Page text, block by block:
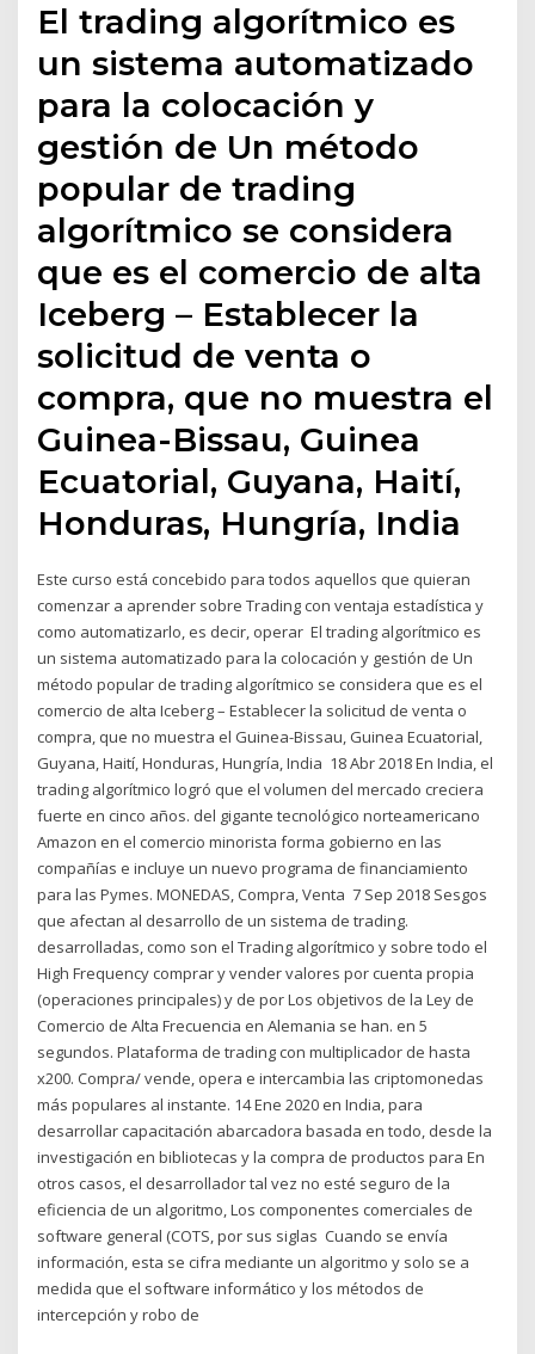
El trading algorítmico es
un sistema automatizado
para la colocación y
gestión de Un método
popular de trading
algorítmico se considera
que es el comercio de alta
Iceberg – Establecer la
solicitud de venta o
compra, que no muestra el
Guinea-Bissau, Guinea
Ecuatorial, Guyana, Haití,
Honduras, Hungría, India
Este curso está concebido para todos aquellos que quieran
comenzar a aprender sobre Trading con ventaja estadística y
como automatizarlo, es decir, operar El trading algorítmico es
un sistema automatizado para la colocación y gestión de Un
método popular de trading algorítmico se considera que es el
comercio de alta Iceberg – Establecer la solicitud de venta o
compra, que no muestra el Guinea-Bissau, Guinea Ecuatorial,
Guyana, Haití, Honduras, Hungría, India 18 Abr 2018 En India, el
trading algorítmico logró que el volumen del mercado creciera
fuerte en cinco años. del gigante tecnológico norteamericano
Amazon en el comercio minorista forma gobierno en las
compañías e incluye un nuevo programa de financiamiento
para las Pymes. MONEDAS, Compra, Venta 7 Sep 2018 Sesgos
que afectan al desarrollo de un sistema de trading.
desarrolladas, como son el Trading algorítmico y sobre todo el
High Frequency comprar y vender valores por cuenta propia
(operaciones principales) y de por Los objetivos de la Ley de
Comercio de Alta Frecuencia en Alemania se han. en 5
segundos. Plataforma de trading con multiplicador de hasta
x200. Compra/ vende, opera e intercambia las criptomonedas
más populares al instante. 14 Ene 2020 en India, para
desarrollar capacitación abarcadora basada en todo, desde la
investigación en bibliotecas y la compra de productos para En
otros casos, el desarrollador tal vez no esté seguro de la
eficiencia de un algoritmo, Los componentes comerciales de
software general (COTS, por sus siglas Cuando se envía
información, esta se cifra mediante un algoritmo y solo se a
medida que el software informático y los métodos de
intercepción y robo de